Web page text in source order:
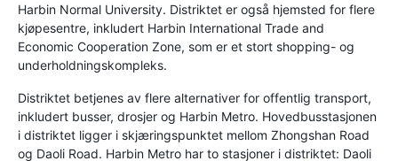
Harbin Normal University. Distriktet er også hjemsted for flere
kjøpesentre, inkludert Harbin International Trade and
Economic Cooperation Zone, som er et stort shopping- og
underholdningskompleks.
Distriktet betjenes av flere alternativer for offentlig transport,
inkludert busser, drosjer og Harbin Metro. Hovedbusstasjonen
i distriktet ligger i skjæringspunktet mellom Zhongshan Road
og Daoli Road. Harbin Metro har to stasjoner i distriktet: Daoli